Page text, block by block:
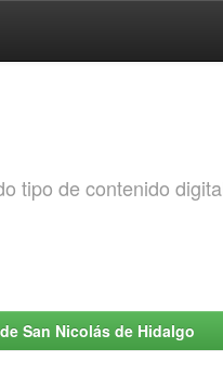
tipo de contenido
San Nicolás de Hidalgo